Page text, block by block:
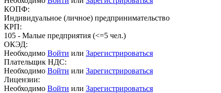
КОПФ:
Индивидуальное (личное) предпринимательство
КРП:
105 - Малые предприятия (<=5 чел.)
ОКЭД:
Необходимо Войти или Зарегистрироваться
Плательщик НДС:
Необходимо Войти или Зарегистрироваться
Лицензии:
Необходимо Войти или Зарегистрироваться